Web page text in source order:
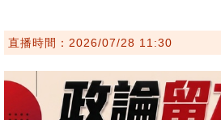
直播時間：2026/07/28 11:30